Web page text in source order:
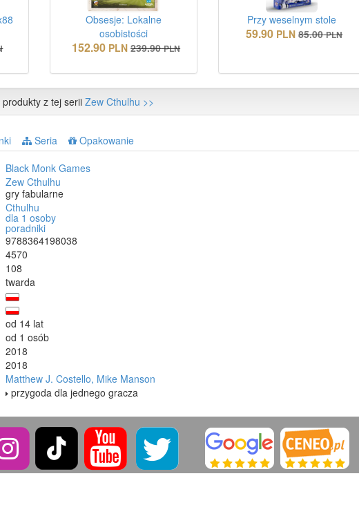
Obsesje: Lokalne
osobistości
152.90 PLN 239.90 PLN
Przy weselnym stole
59.90 PLN 85.00 PLN
z tej seriiZew Cthulhu >>
Seria
Opakowanie
Black Monk Games
Zew Cthulhu
gry fabularne
Cthulhu
dla 1 osoby
poradniki
9788364198038
4570
108
twarda
od 14 lat
od 1 osób
2018
2018
Matthew J. Costello, Mike Manson
przygoda dla jednego gracza